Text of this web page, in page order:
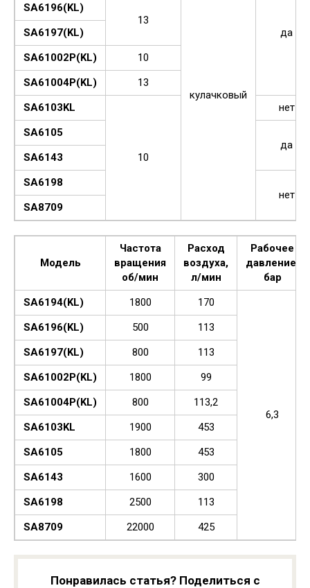
кулачковый
да
SA6196(KL)
13
SA6197(KL)
SA61002P(KL)
10
SA61004P(KL)
13
SA6103KL
10
нет
SA6105
да
SA6143
SA6198
нет
SA8709
Модель
Частота
вращения
об/мин
Расход
воздуха,
л/мин
Рабочее
давление,
бар
SA6194(KL)
1800 170
6,3
SA6196(KL) 500
113
SA6197(KL)
800
113
SA61002P(KL)
1800
99
SA61004P(KL)
800
113,2
SA6103KL
1900
453
SA6105
1800
453
SA6143
1600
300
SA6198
2500
113
SA8709
22000 425
Понравилась статья? Поделиться с